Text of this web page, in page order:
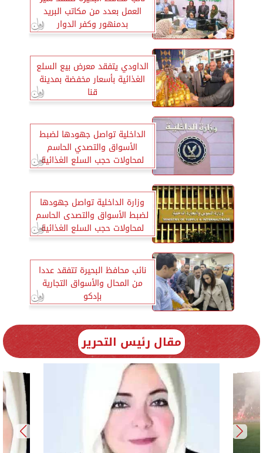
العمل بعدد من مكاتب البريد
بدمنهور وكفر الدوار
الداودي يتفقد معرض بيع السلع
الغذائية بأسعار مخفضة بمدينة
قنا
الداخلية تواصل جهودها لضبط
الأسواق والتصدي الحاسم
لمحاولات حجب السلع الغذائية
وزارة الداخلية تواصل جهودها
لضبط الأسواق والتصدى الحاسم
لمحاولات حجب السلع الغذائية
نائب محافظ البحيرة تتفقد عددا
من المحال والأسواق التجارية
بإدكو
مقال رئيس التحرير